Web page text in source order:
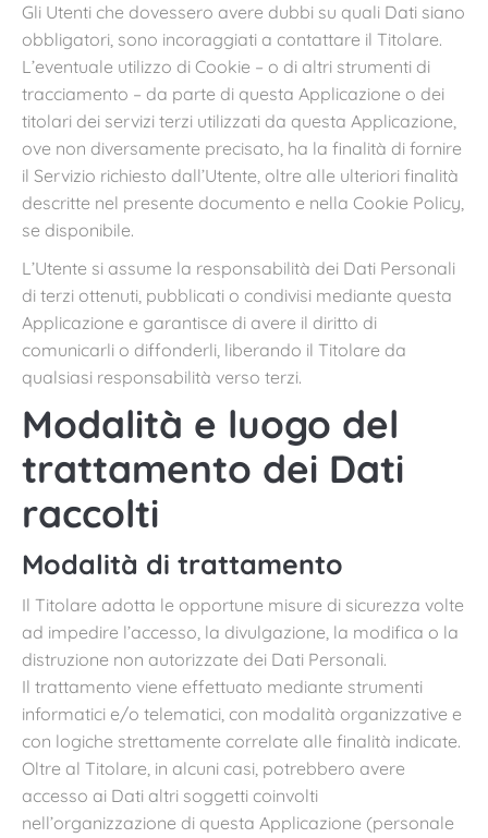
Gli Utenti che dovessero avere dubbi su quali Dati siano
obbligatori, sono incoraggiati a contattare il Titolare.
L’eventuale utilizzo di Cookie – o di altri strumenti di
tracciamento – da parte di questa Applicazione o dei
titolari dei servizi terzi utilizzati da questa Applicazione,
ove non diversamente precisato, ha la finalità di fornire
il Servizio richiesto dall’Utente, oltre alle ulteriori finalità
descritte nel presente documento e nella Cookie Policy,
se disponibile.
L’Utente si assume la responsabilità dei Dati Personali
di terzi ottenuti, pubblicati o condivisi mediante questa
Applicazione e garantisce di avere il diritto di
comunicarli o diffonderli, liberando il Titolare da
qualsiasi responsabilità verso terzi.
Modalità e luogo del
trattamento dei Dati
raccolti
Modalità di trattamento
Il Titolare adotta le opportune misure di sicurezza volte
ad impedire l’accesso, la divulgazione, la modifica o la
distruzione non autorizzate dei Dati Personali.
Il trattamento viene effettuato mediante strumenti
informatici e/o telematici, con modalità organizzative e
con logiche strettamente correlate alle finalità indicate.
Oltre al Titolare, in alcuni casi, potrebbero avere
accesso ai Dati altri soggetti coinvolti
nell’organizzazione di questa Applicazione (personale